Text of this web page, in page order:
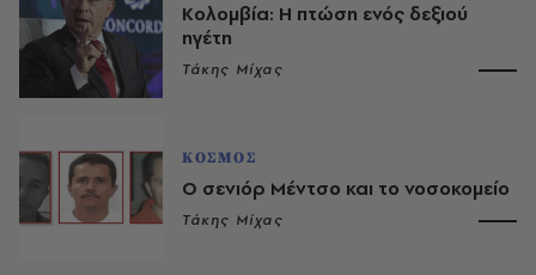
Κολομβία: H πτώση ενός δεξιού
ηγέτη
Τάκης Μίχας
ΚΟΣΜΟΣ
Ο σενιόρ Μέντσο και το νοσοκομείο
Τάκης Μίχας